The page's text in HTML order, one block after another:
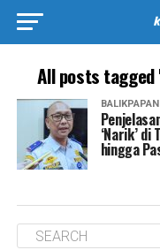
All posts tagged
BALIKPAPAN
‘Narik’
hingga